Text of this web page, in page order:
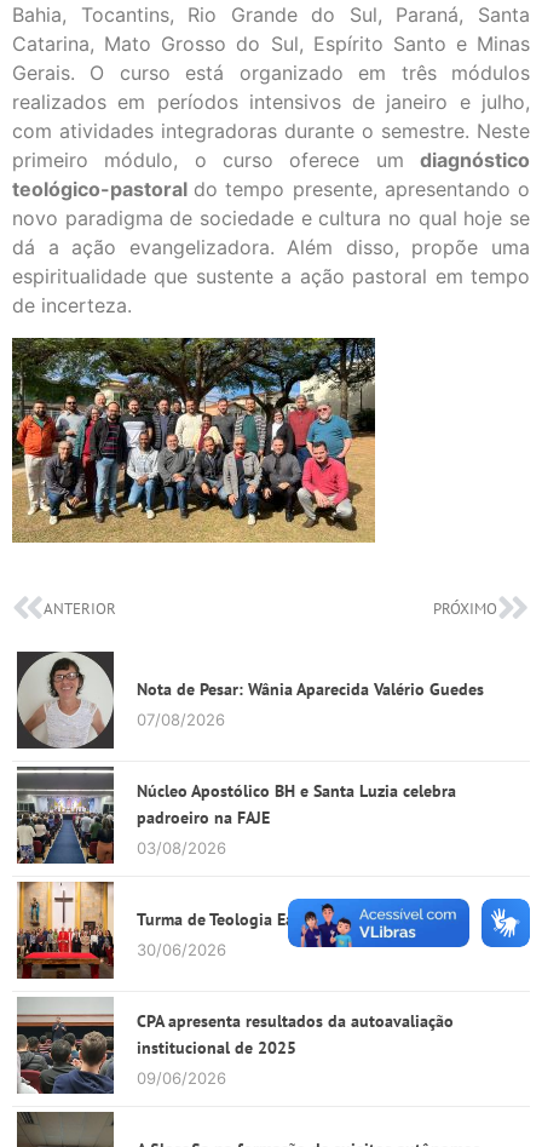
Bahia, Tocantins, Rio Grande do Sul, Paraná, Santa
Catarina, Mato Grosso do Sul, Espírito Santo e Minas
Gerais. O curso está organizado em três módulos
realizados em períodos intensivos de janeiro e julho,
com atividades integradoras durante o semestre. Neste
primeiro módulo, o curso oferece um diagnóstico
teológico-pastoral do tempo presente, apresentando o
novo paradigma de sociedade e cultura no qual hoje se
dá a ação evangelizadora. Além disso, propõe uma
espiritualidade que sustente a ação pastoral em tempo
de incerteza.
ANTERIOR PRÓXIMO
Nota de Pesar: Wânia Aparecida Valério Guedes
07/08/2026
Núcleo Apostólico BH e Santa Luzia celebra
padroeiro na FAJE
03/08/2026
Turma de Teologia EaD tem encontro na FAJE
30/06/2026
CPA apresenta resultados da autoavaliação
institucional de 2025
09/06/2026